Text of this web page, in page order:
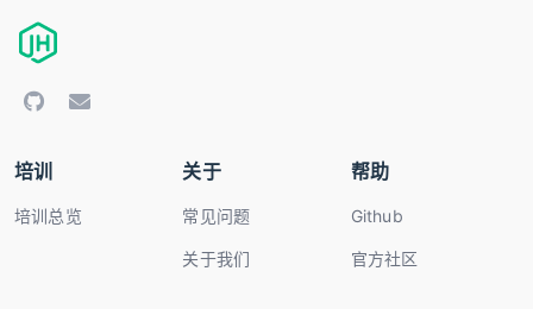
培训
培训总览
关于
常见问题
关于我们
帮助
Github
官方社区